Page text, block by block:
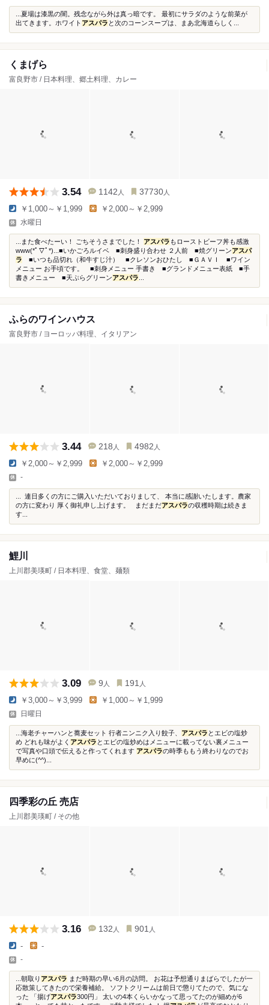
...夏場は漆黒の闇。残念ながら外は真っ暗です。 最初にサラダのような前菜が
出てきます。ホワイト アスパラ と次のコーンスープは、まあ北海道らしく...
くまげら
富良野市 / 日本料理、郷土料理、カレー
3.54 1142 人 37730 人
￥1,000～￥1,999 ￥2,000～￥2,999
水曜日
...また食べたーい！ ごちそうさまでした！ アスパラ もローストビーフ丼も感激
www(*ﾟ▽ﾟ*)...■いかごろルイベ ■刺身盛り合わせ ２人前 ■焼グリーンアスパ
ラ ■いつも品切れ（和牛すじ汁） ■クレソンおひたし ■ＧＡＶＩ ■ワイン
メニュー お手頃です。 ■刺身メニュー 手書き ■グランドメニュー表紙 ■手
書きメニュー ■天ぷらグリーンアスパラ
ふらのワインハウス
富良野市 / ヨーロッパ料理、イタリアン
3.44 218 人 4982 人
￥2,000～￥2,999 ￥2,000～￥2,999
-
... 連日多くの方にご購入いただいておりまして、 本当に感謝いたします。農家
の方に変わり 厚く御礼申し上げます。 まだまだアスパラの収穫時期は続きま
す...
鯉川
上川郡美瑛町 / 日本料理、食堂、麺類
3.09 9 人 191 人
￥3,000～￥3,999 ￥1,000～￥1,999
日曜日
...海老チャーハンと蕎麦セット 行者ニンニク入り餃子、 アスパラ とエビの塩炒
め どれも味がよく アスパラ とエビの塩炒めはメニューに載ってない裏メニュー
で写真や口頭で伝えると作ってくれます アスパラの時季ももう終わりなのでお
早めに(^^)...
四季彩の丘 売店
上川郡美瑛町 / その他
3.16 132 人 901 人
- -
-
...朝取り アスパラ まだ時期の早い6月の訪問。 お花は予想通りまばらでしたが一
応散策してきたので栄養補給。 ソフトクリームは前日で懲りてたので、気にな
った 「揚げアスパラ300円」 太いの4本くらいかなって思ってたのが細めが6